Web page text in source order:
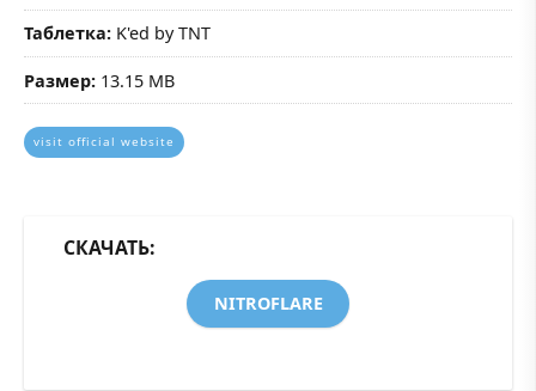
Таблетка: K'ed by TNT
Размер: 13.15 MB
visit official website
СКАЧАТЬ:
NITROFLARE